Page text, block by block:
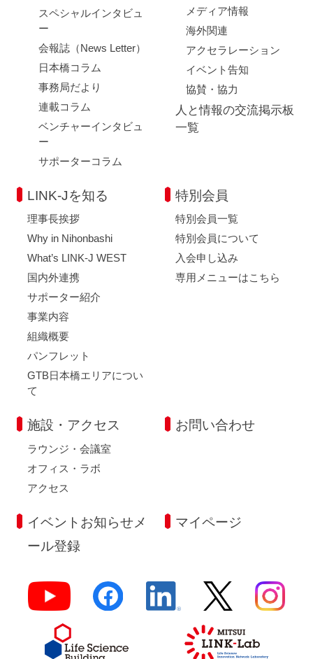
スペシャルインタビュ
ー
会報誌（News Letter）
日本橋コラム
事務局だより
連載コラム
ベンチャーインタビュ
ー
サポーターコラム
メディア情報
海外関連
アクセラレーション
イベント告知
協賛・協力
人と情報の交流掲示板
一覧
LINK-Jを知る
理事長挨拶
Why in Nihonbashi
What’s LINK-J WEST
国内外連携
サポーター紹介
事業内容
組織概要
パンフレット
GTB日本橋エリアについ
て
特別会員
特別会員一覧
特別会員について
入会申し込み
専用メニューはこちら
施設・アクセス
ラウンジ・会議室
オフィス・ラボ
アクセス
お問い合わせ
イベントお知らせメ
ール登録
マイページ